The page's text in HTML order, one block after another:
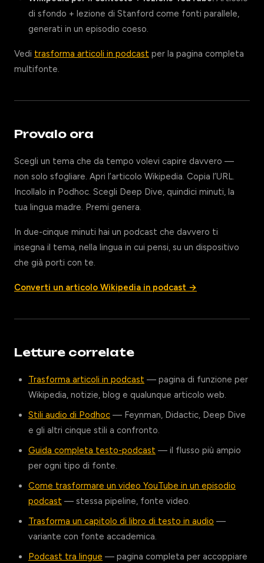
di sfondo + lezione di Stanford come fonti parallele,
generati in un episodio coeso.
Vedi trasforma articoli in podcast per la pagina completa
multifonte.
Provalo ora
Scegli un tema che da tempo volevi capire davvero —
non solo sfogliare. Apri l’articolo Wikipedia. Copia l’URL.
Incollalo in Podhoc. Scegli Deep Dive, quindici minuti, la
tua lingua madre. Premi genera.
In due-cinque minuti hai un podcast che davvero ti
insegna il tema, nella lingua in cui pensi, su un dispositivo
che già porti con te.
Converti un articolo Wikipedia in podcast →
Letture correlate
Trasforma articoli in podcast — pagina di funzione per
Wikipedia, notizie, blog e qualunque articolo web.
Stili audio di Podhoc — Feynman, Didactic, Deep Dive
e gli altri cinque stili a confronto.
Guida completa testo-podcast — il flusso più ampio
per ogni tipo di fonte.
Come trasformare un video YouTube in un episodio
podcast — stessa pipeline, fonte video.
Trasforma un capitolo di libro di testo in audio —
variante con fonte accademica.
Podcast tra lingue — pagina completa per accoppiare